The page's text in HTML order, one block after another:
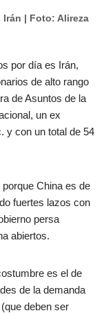
| Foto: Alireza
por día es Irán,
de alto rango
de Asuntos de la
un ex
y con un total de 54
China es de
fuertes lazos con
persa
abiertos.
es el de
de la demanda
deben ser